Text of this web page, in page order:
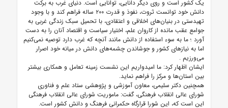
یک کشور است و روی دیگر دانایی، توانایی است. دنیای غرب به برکت
دانش خود توانست ثروت، نفوذ و قدرت ۲۰۰ ساله فراهم کند و با وجود
تهیدستی در بنیان‌های اخلاقی و اعتقادی، با تحمیل سبک زندگی غربی به
جوامع عقب مانده از کاروان علم‌، اختیار سیاست و اقتصاد آنان را به دست
آورد ؛ ما به سوء استفاده از دانش مانند آنچه که غرب دارد توصیه نمی‌کنیم
اما به نیازهای کشور و جوشاندن چشمه‌های دانش در میانه خود اصرار
می‌ورزیم .
ایشان اظهار کرد: ما امیدواریم این نشست زمینه تعامل و همکاری بیشتر
بین استان‌ها و مرکز را فراهم نماید.
همچنین دکتر سلیمی، معاون آموزشی و پژوهشی ستاد علم و فناوری
شورای عالی انقلاب فرهنگی، گفت: ماموریت شورای عالی انقلاب فرهنگی
این است که، این شورا قرارگاه حکمرانی فرهنگ و دانش کشور است.